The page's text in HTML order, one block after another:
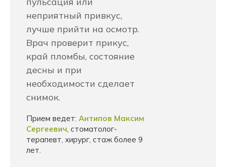
неприятный привкус,
лучше прийти на осмотр.
Врач проверит прикус,
край пломбы, состояние
десны и при
необходимости сделает
снимок.
Прием ведет: Антипов Максим
Сергеевич , стоматолог-
терапевт, хирург, стаж более 9
лет.